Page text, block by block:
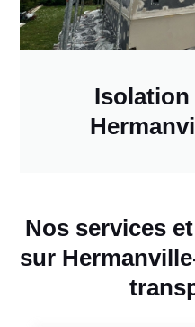
Nos services
sur